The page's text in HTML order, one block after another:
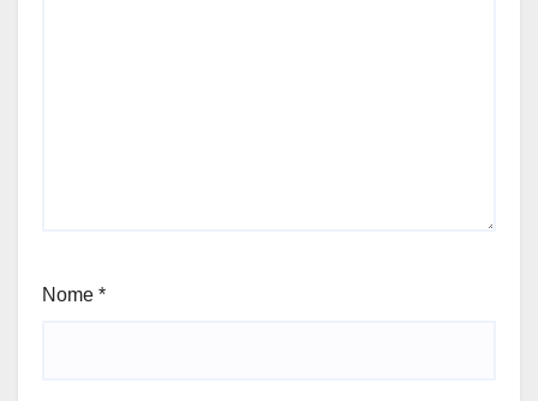
Nome *